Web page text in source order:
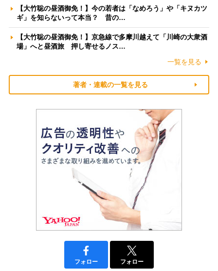
【大竹聡の昼酒御免！】今の若者は「なめろう」や「キヌカツ
ギ」を知らないって本当？ 昔の…
【大竹聡の昼酒御免！】京急線で多摩川越えて「川崎の大衆酒
場」へと昼酒旅 押し寄せるノス…
一覧を見る
著者・連載の一覧を見る
フォロー フォロー